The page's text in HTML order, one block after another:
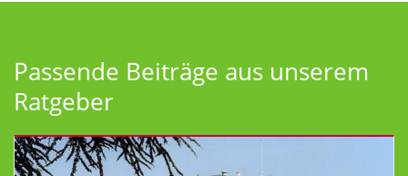
Passende Beiträge aus unserem
Ratgeber